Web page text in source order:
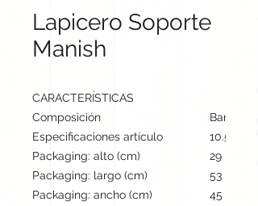
Lapicero Soporte
Manish
CARACTERÍSTICAS
Composición
Bambú/
Especificaciones artículo
10.5 cm
Packaging: alto (cm)
29
Packaging: largo (cm)
53
Packaging: ancho (cm)
45